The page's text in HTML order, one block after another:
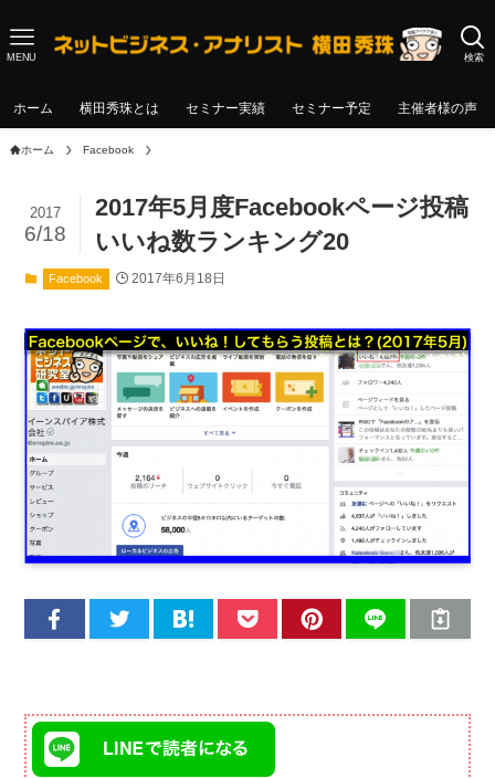
検索
MENU
ホーム 横田秀珠とは セミナー実績 セミナー予定 主催者様の声
ホーム Facebook
2017年5月度Facebookページ投稿
いいね数ランキング20
2017
6/18
Facebook 2017年6月18日